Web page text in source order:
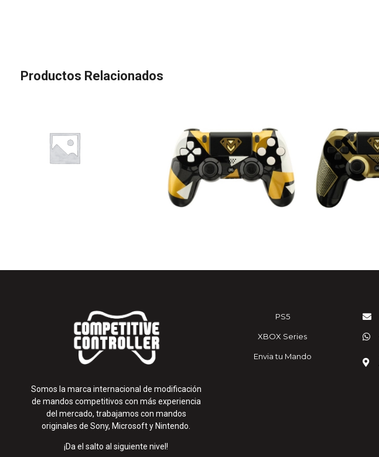
Productos Relacionados
Somos la marca internacional de modificación
de mandos competitivos con más experiencia
del mercado, trabajamos con mandos
originales de Sony, Microsoft y Nintendo.
¡Da el salto al siguiente nivel!
PS5
XBOX Series
Envia tu Mando